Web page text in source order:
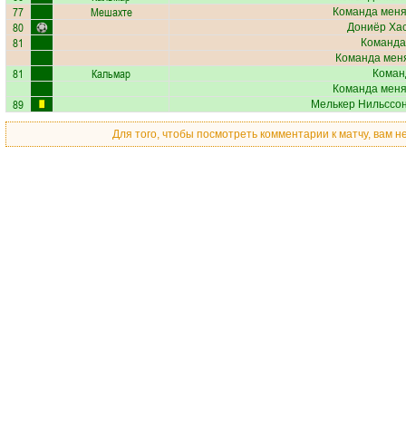
77 Мешахте Команда
80 Дониёр
81
Команда
81 Кальмар
Команда
89 Мелькер
Для того, чтобы посмотреть комментарии к матчу, вам